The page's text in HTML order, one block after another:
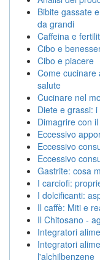
Bibite gassate
da grandi
Caffeina e
Cibo e
Cibo e piacere
Come cucinare
salute
Cucinare nel
Diete e grassi:
Dimagrire con
Eccessivo
Eccessivo
Eccessivo
Gastrite: cosa
I carciofi:
I dolcificanti:
Il caffè: Miti e
Il Chitosano -
Integratori
Integratori
l'alchilbenzene